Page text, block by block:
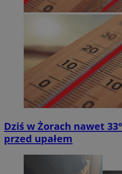
Dziś w Żorach nawet
przed upałem